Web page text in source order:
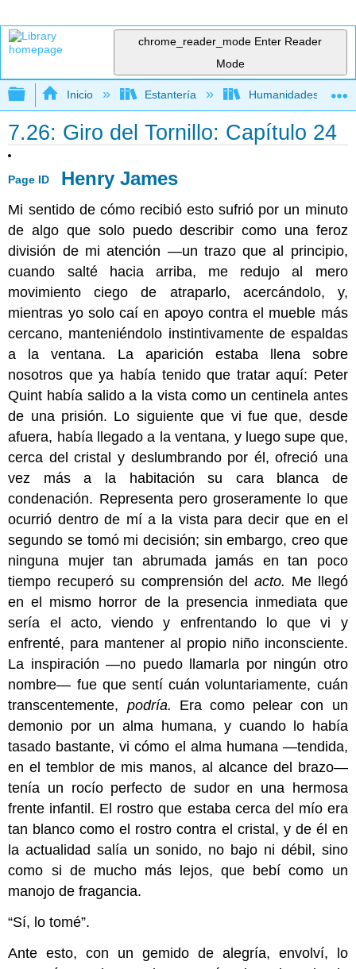
chrome_reader_mode Enter Reader
Mode
Expandir/contraer jerarquía global
Inicio Estantería Humanidades
7.26: Giro del Tornillo: Capítulo 24
Page ID Henry James
Mi sentido de cómo recibió esto sufrió por un minuto
de algo que solo puedo describir como una feroz
división de mi atención —un trazo que al principio,
cuando salté hacia arriba, me redujo al mero
movimiento ciego de atraparlo, acercándolo, y,
mientras yo solo caí en apoyo contra el mueble más
cercano, manteniéndolo instintivamente de espaldas
a la ventana. La aparición estaba llena sobre
nosotros que ya había tenido que tratar aquí: Peter
Quint había salido a la vista como un centinela antes
de una prisión. Lo siguiente que vi fue que, desde
afuera, había llegado a la ventana, y luego supe que,
cerca del cristal y deslumbrando por él, ofreció una
vez más a la habitación su cara blanca de
condenación. Representa pero groseramente lo que
ocurrió dentro de mí a la vista para decir que en el
segundo se tomó mi decisión; sin embargo, creo que
ninguna mujer tan abrumada jamás en tan poco
tiempo recuperó su comprensión delacto. Me llegó
en el mismo horror de la presencia inmediata que
sería el acto, viendo y enfrentando lo que vi y
enfrenté, para mantener al propio niño inconsciente.
La inspiración —no puedo llamarla por ningún otro
nombre— fue que sentí cuán voluntariamente, cuán
transcentemente, podría. Era como pelear con un
demonio por un alma humana, y cuando lo había
tasado bastante, vi cómo el alma humana —tendida,
en el temblor de mis manos, al alcance del brazo—
tenía un rocío perfecto de sudor en una hermosa
frente infantil. El rostro que estaba cerca del mío era
tan blanco como el rostro contra el cristal, y de él en
la actualidad salía un sonido, no bajo ni débil, sino
como si de mucho más lejos, que bebí como un
manojo de fragancia.
“Sí, lo tomé”.
Ante esto, con un gemido de alegría, envolví, lo